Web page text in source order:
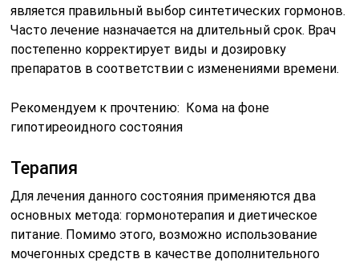
является правильный выбор синтетических гормонов.
Часто лечение назначается на длительный срок. Врач
постепенно корректирует виды и дозировку
препаратов в соответствии с изменениями времени.
Рекомендуем к прочтению: Кома на фоне
гипотиреоидного состояния
Терапия
Для лечения данного состояния применяются два
основных метода: гормонотерапия и диетическое
питание. Помимо этого, возможно использование
мочегонных средств в качестве дополнительного